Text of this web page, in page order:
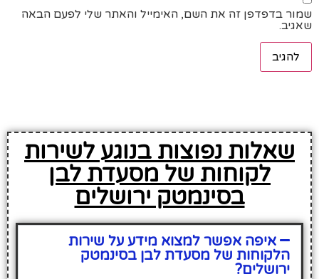
שמור בדפדפן זה את השם, האימייל והאתר שלי לפעם הבאה
שאגיב.
שאלות נפוצות בנוגע לשירות
לקוחות של מסעדת לבן
בסינמטק ירושלים
איפה אפשר למצוא מידע על שירות
הלקוחות של מסעדת לבן בסינמטק
ירושלים?